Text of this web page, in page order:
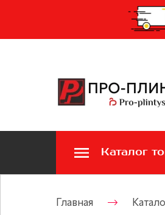
Каталог
Главная